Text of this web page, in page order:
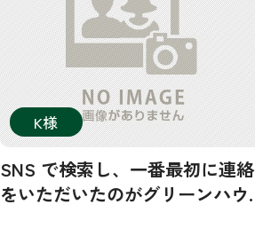
K様
SNS で検索し、一番最初に連絡
をいただいたのがグリーンハウ